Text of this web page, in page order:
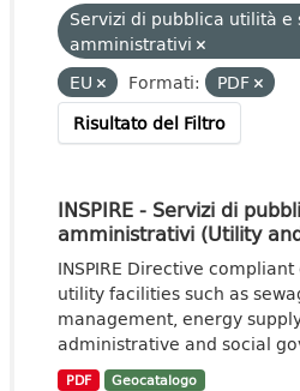
Servizi di pubblica utilità e
amministrativi
EU
Formati:
PDF
Risultato del Filtro
INSPIRE - Servizi di
amministrativi (Utility
INSPIRE Directive
utility facilities such as
management, energy
administrative and social
PDF Geocatalogo